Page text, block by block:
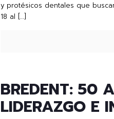
y protésicos dentales que
18 al […]
BREDENT: 50
LIDERAZGO E